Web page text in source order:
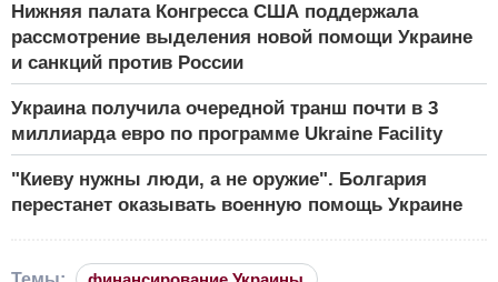
Нижняя палата Конгресса США поддержала
рассмотрение выделения новой помощи Украине
и санкций против России
Украина получила очередной транш почти в 3
миллиарда евро по программе Ukraine Facility
"Киеву нужны люди, а не оружие". Болгария
перестанет оказывать военную помощь Украине